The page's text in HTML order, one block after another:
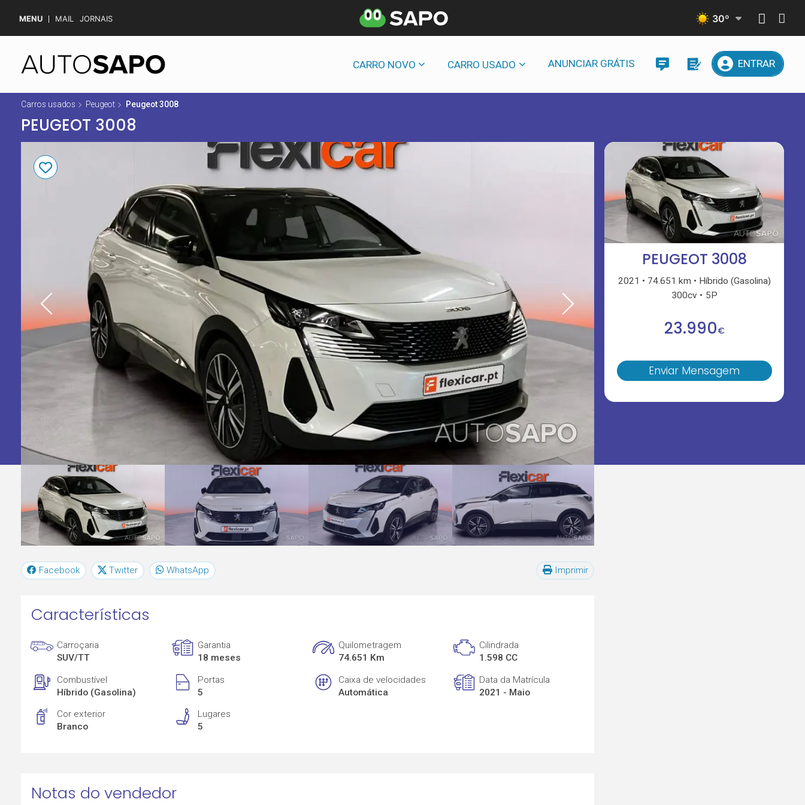
MENU MAIL JORNAIS 30º
CARRO NOVO CARRO USADO ANUNCIAR GRÁTIS ENTRAR
Carros usados Peugeot Peugeot 3008
PEUGEOT 3008
PEUGEOT 3008
2021 74.651 km
Híbrido (Gasolina)
300cv
5P
23.990€
Enviar Mensagem
Facebook Twitter WhatsApp Imprimir
Características
Carroçaria
SUV/TT
Garantia
18 meses
Quilometragem
74.651 Km
Cilindrada
1.598 CC
Combustível
Híbrido (Gasolina)
Portas
5
Caixa de velocidades
Automática
Data da Matrícula
2021 - Maio
Cor exterior
Branco
Lugares
5
Notas do vendedor